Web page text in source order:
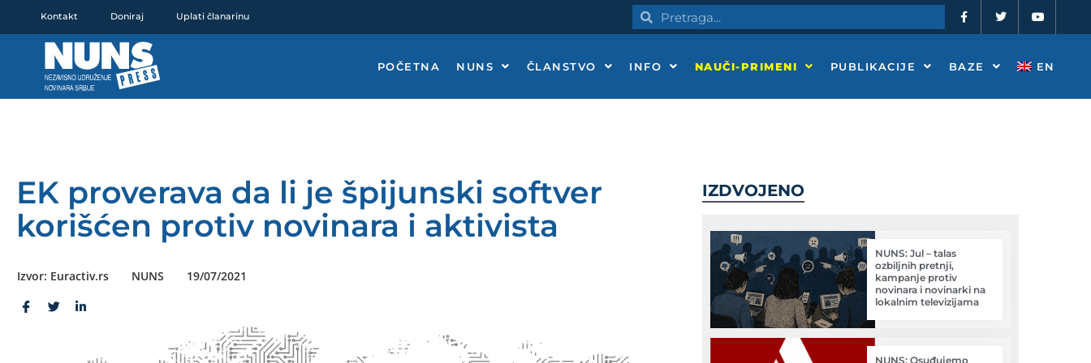
Kontakt Doniraj Uplati članarinu PretragaPretraga a
c
e
o
o
-
w
t
e
o
t
b
e
POČETNA NUNS ČLANSTVO INFO NAUČI-PRIMENI PUBLIKACIJE BAZE EN
EK proverava da li je špijunski softver
korišćen protiv novinara i aktivista
Izvor: Euractiv.rs NUNS 19/07/2021
IZDVOJENO
NUNS: Jul – talas
ozbiljnih pretnji,
kampanje protiv
novinara i novinarki na
lokalnim televizijama
NUNS: Osuđujemo